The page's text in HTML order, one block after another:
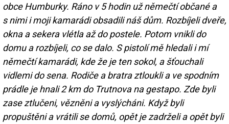
obce Humburky. Ráno v 5 hodin už němečtí občané a
s nimi i moji kamarádi obsadili náš dům. Rozbíjeli dveře,
okna a sekera vlétla až do postele. Potom vnikli do
domu a rozbíjeli, co se dalo. S pistolí mě hledali i mí
němečtí kamarádi, kde že je ten sokol, a šťouchali
vidlemi do sena. Rodiče a bratra ztloukli a ve spodním
prádle je hnali 2 km do Trutnova na gestapo. Zde byli
zase ztlučeni, vězněni a vyslýcháni. Když byli
propuštěni a vrátili se domů, opět je zadrželi a opět byli